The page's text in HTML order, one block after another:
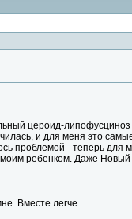
цероид-
и для меня это
проблемой - теперь для
ребенком. Даже
Вместе легче...